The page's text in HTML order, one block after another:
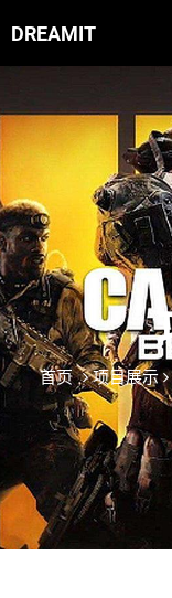
首页 项目展示